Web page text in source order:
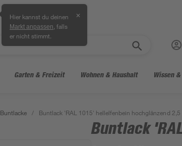
Hier kannst du deinen
Markt anpassen , falls
er nicht stimmt.
✕
Garten & Freizeit Wohnen & Haushalt Wissen
Buntlacke / Buntlack 'RAL 1015' hellelfenbein hochglänzend 2,5
Buntlack